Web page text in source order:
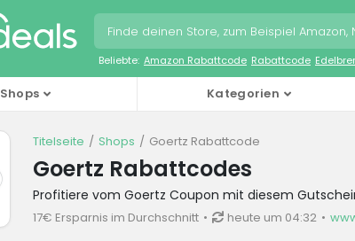
Beliebte: Amazon Rabattcode Rabattcode
Shops Kategorien
Titelseite Shops Goertz Rabattcode
Goertz Rabattcodes
Profitiere vom Goertz Coupon mit diesem
17€ Ersparnis im Durchschnitt heute um 04:32